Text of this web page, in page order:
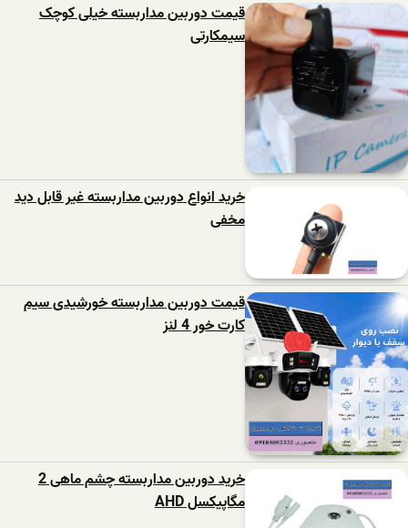
قیمت دوربین مداربسته خیلی کوچک
سیمکارتی
خرید انواع دوربین مداربسته غیر قابل دید
مخفی
قیمت دوربین مداربسته خورشیدی سیم
کارت خور 4 لنز
خرید دوربین مداربسته چشم ماهی 2
مگاپیکسل AHD